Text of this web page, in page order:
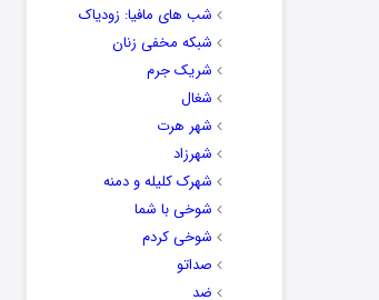
شب های مافیا: زودیاک
شبکه مخفی زنان
شریک جرم
شغال
شهر هرت
شهرزاد
شهرک کلیله و دمنه
شوخی با شما
شوخی کردم
صداتو
ضد